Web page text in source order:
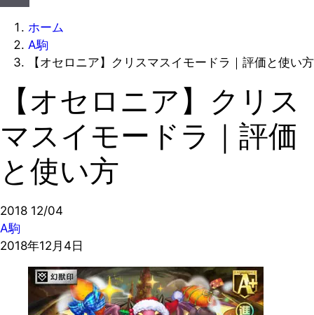
ホーム
A駒
【オセロニア】クリスマスイモードラ｜評価と使い方
【オセロニア】クリス
マスイモードラ｜評価
と使い方
2018 12/04
A駒
2018年12月4日